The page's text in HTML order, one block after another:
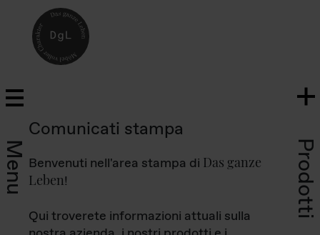
Menu Prodotti
Comunicati stampa
Benvenuti nell'area stampa di Das ganze
Leben!
Qui troverete informazioni attuali sulla